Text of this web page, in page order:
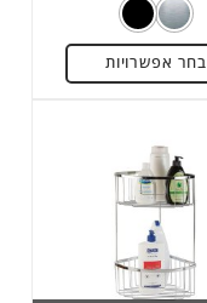
מתוך
5
בחר אפשרויות